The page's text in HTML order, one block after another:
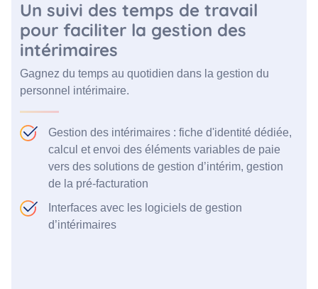
Un suivi des temps de travail
pour faciliter la gestion des
intérimaires
Gagnez du temps au quotidien dans la gestion du
personnel intérimaire.
Gestion des intérimaires : fiche d'identité dédiée,
calcul et envoi des éléments variables de paie
vers des solutions de gestion d’intérim, gestion
de la pré-facturation
Interfaces avec les logiciels de gestion
d’intérimaires